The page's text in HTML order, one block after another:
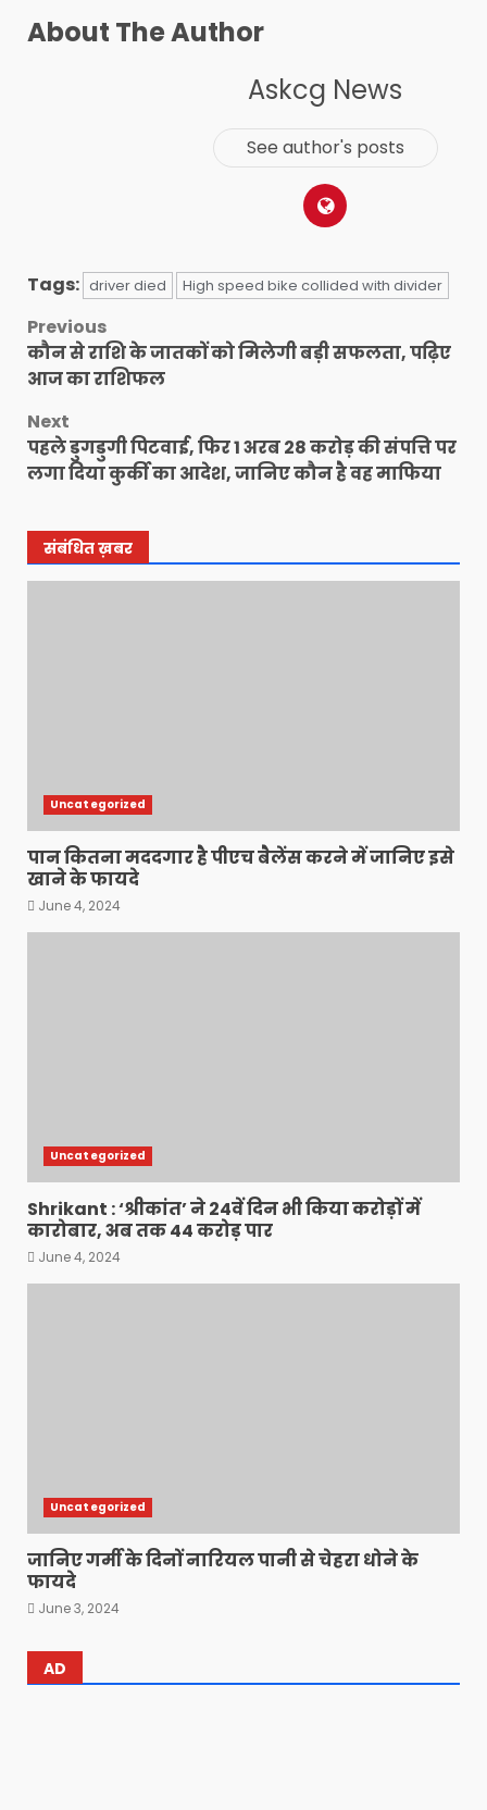
About The Author
Askcg News
See author's posts
Tags: driver died High speed bike collided with divider
Post
navigation
Previous
कौन से राशि के जातकों को मिलेगी बड़ी सफलता, पढ़िए
आज का राशिफल
Next
पहले डुगडुगी पिटवाई, फिर 1 अरब 28 करोड़ की संपत्ति पर
लगा दिया कुर्की का आदेश, जानिए कौन है वह माफिया
संबंधित ख़बर
Uncategorized
पान कितना मददगार है पीएच बैलेंस करने में जानिए इसे
खाने के फायदे
June 4, 2024
Uncategorized
Shrikant : ‘श्रीकांत’ ने 24वें दिन भी किया करोड़ों में
कारोबार, अब तक 44 करोड़ पार
June 4, 2024
Uncategorized
जानिए गर्मी के दिनों नारियल पानी से चेहरा धोने के
फायदे
June 3, 2024
AD